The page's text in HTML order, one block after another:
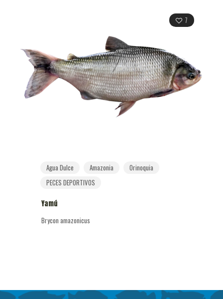
7
Agua Dulce Amazonia
Orinoquia
PECES DEPORTIVOS
Yamú
Brycon amazonicus